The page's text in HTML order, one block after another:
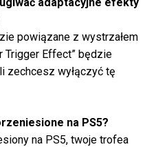
powiązane z wystrzałem
Trigger Effect” będzie
zechcesz wyłączyć tę
na PS5?
na PS5, twoje trofea